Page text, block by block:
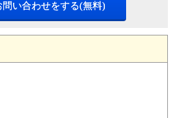
問い合わせをする(無料)